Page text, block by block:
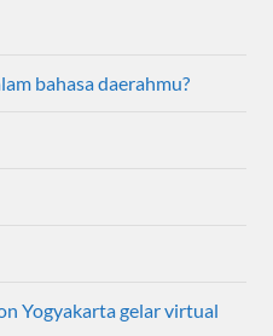
bahasa daerahmu?
Yogyakarta gelar virtual